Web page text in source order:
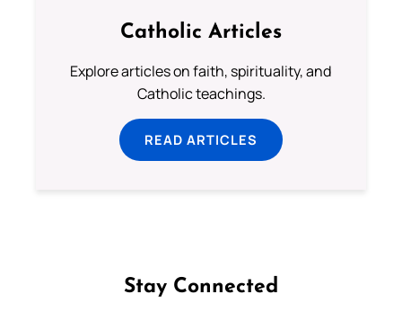
Catholic Articles
Explore articles on faith, spirituality, and
Catholic teachings.
READ ARTICLES
Stay Connected